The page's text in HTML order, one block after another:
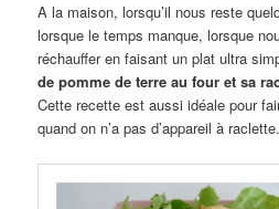
A la maison, lorsqu’il nous reste
lorsque le temps manque, lorsque
réchauffer en faisant un plat ultra
de pomme de terre au four et sa
Cette recette est aussi idéale pour
quand on n’a pas d’appareil à raclette.